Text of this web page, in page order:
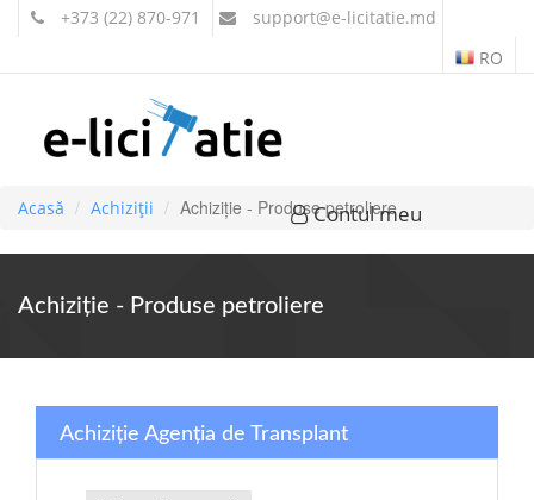
+373 (22) 870-971 support@e-licitatie.md
RO
Contul meu
Acasă Achiziții Achiziție - Produse petroliere
Achiziție - Produse petroliere
Achiziție Agenţia de Transplant